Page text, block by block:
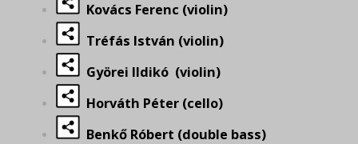
Kovács Ferenc (violin)
Tréfás István (violin)
Györei Ildikó (violin)
Horváth Péter (cello)
Benkő Róbert (double bass)